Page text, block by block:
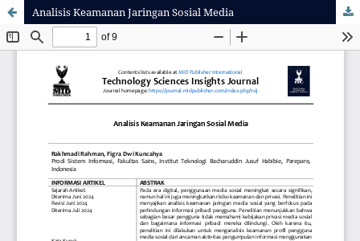
Analisis Keamanan Jaringan Sosial Media